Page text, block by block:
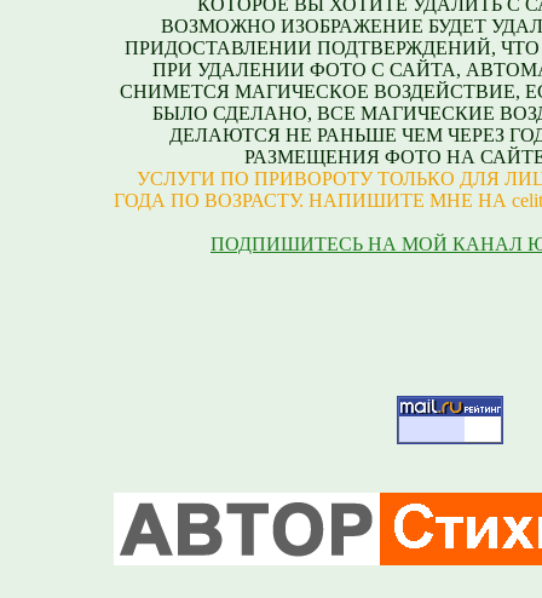
КОТОРОЕ ВЫ ХОТИТЕ УДАЛИТЬ С
ВОЗМОЖНО ИЗОБРАЖЕНИЕ БУДЕТ
ПРИДОСТАВЛЕНИИ ПОДТВЕРЖДЕНИЙ,
ПРИ УДАЛЕНИИ ФОТО С САЙТА,
СНИМЕТСЯ МАГИЧЕСКОЕ ВОЗДЕЙСТВИЕ,
БЫЛО СДЕЛАНО, ВСЕ МАГИЧЕСКИЕ
ДЕЛАЮТСЯ НЕ РАНЬШЕ ЧЕМ ЧЕРЕЗ
РАЗМЕЩЕНИЯ ФОТО НА
УСЛУГИ ПО ПРИВОРОТУ ТОЛЬКО ДЛЯ
ГОДА ПО ВОЗРАСТУ. НАПИШИТЕ МНЕ НА
ПОДПИШИТЕСЬ НА МОЙ КАНАЛ